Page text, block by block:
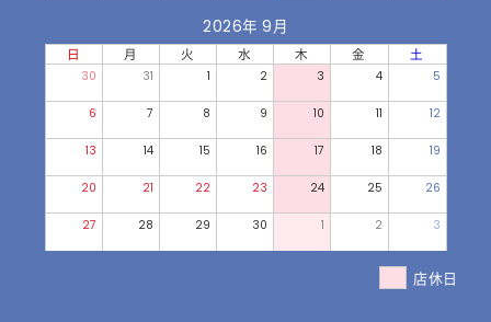
2026年 9月
日 月 火 水 木 金 土
30 31 1 2 3 4 5
6 7 8 9 10 11 12
13 14 15 16 17 18 19
20 21 22 23 24 25 26
27 28 29 30 1 2 3
店休日